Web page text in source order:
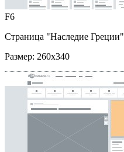
F6
Страница "Наследие Греции"
Размер: 260x340